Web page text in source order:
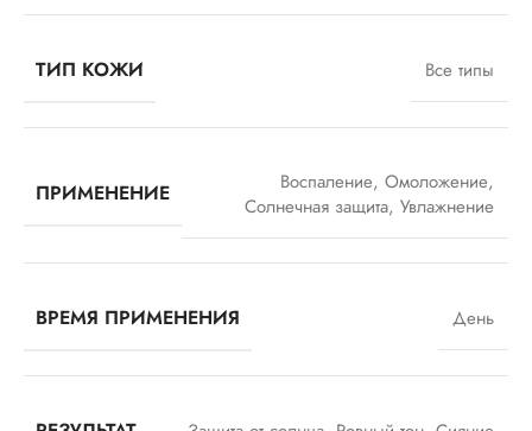
ТИП КОЖИ Все типы
ПРИМЕНЕНИЕ Воспаление, Омоложение,
Солнечная защита, Увлажнение
ВРЕМЯ ПРИМЕНЕНИЯ День